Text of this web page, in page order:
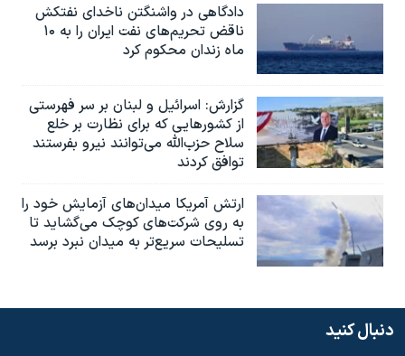
دادگاهی در واشنگتن ناخدای نفتکش
ناقض تحریم‌های نفت ایران را به ۱۰
ماه زندان محکوم کرد
گزارش‌: اسرائيل و لبنان بر سر فهرستی
از کشورهایی که برای نظارت بر خلع
سلاح حزب‌الله می‌توانند نیرو بفرستند
توافق کردند
ارتش آمریکا میدان‌های آزمایش خود را
به روی شرکت‌های کوچک می‌گشاید تا
تسلیحات سریع‌تر به میدان نبرد برسد
دنبال کنید